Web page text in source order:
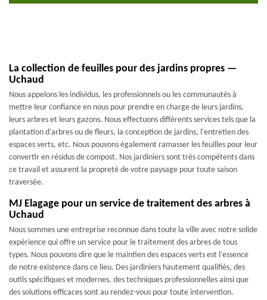
La collection de feuilles pour des jardins propres —
Uchaud
Nous appelons les individus, les professionnels ou les communautés à
mettre leur confiance en nous pour prendre en charge de leurs jardins,
leurs arbres et leurs gazons. Nous effectuons différents services tels que la
plantation d'arbres ou de fleurs, la conception de jardins, l'entretien des
espaces verts, etc. Nous pouvons également ramasser les feuilles pour leur
convertir en résidus de compost. Nos jardiniers sont très compétents dans
ce travail et assurent la propreté de votre paysage pour toute saison
traversée.
MJ Elagage pour un service de traitement des arbres à
Uchaud
Nous sommes une entreprise reconnue dans toute la ville avec notre solide
expérience qui offre un service pour le traitement des arbres de tous
types. Nous pouvons dire que le maintien des espaces verts est l'essence
de notre existence dans ce lieu. Des jardiniers hautement qualifiés, des
outils spécifiques et modernes, des techniques professionnelles ainsi que
des solutions efficaces sont au rendez-vous pour toute intervention.